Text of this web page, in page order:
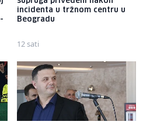
incidenta u tržnom centru u
Beogradu
12 sati